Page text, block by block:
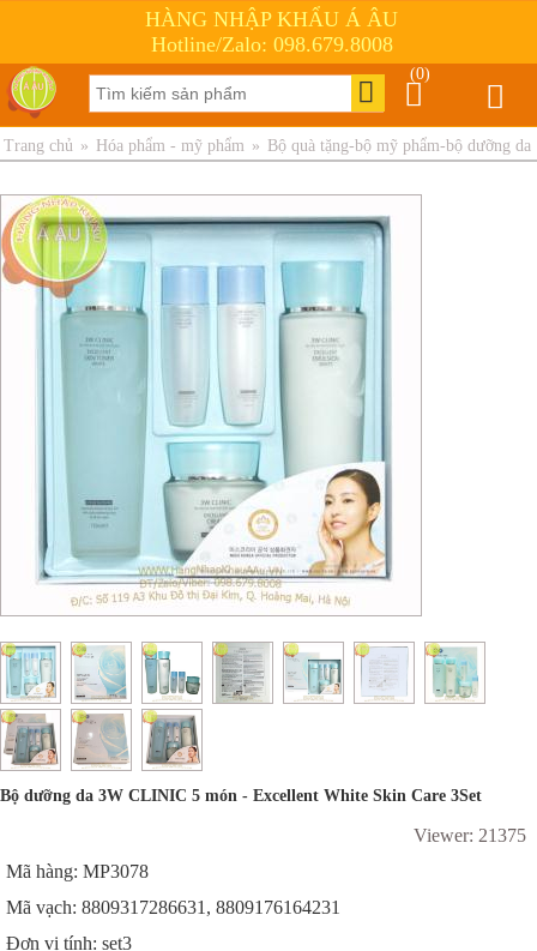
HÀNG NHẬP KHẨU Á ÂU
Hotline/Zalo: 098.679.8008
(0)
Trang chủ » Hóa phẩm - mỹ phẩm » Bộ quà tặng-bộ mỹ phẩm-bộ dưỡng da
Bộ dưỡng da 3W CLINIC 5 món - Excellent White Skin Care 3Set
Viewer: 21375
Mã hàng: MP3078
Mã vạch: 8809317286631, 8809176164231
Đơn vị tính: set3